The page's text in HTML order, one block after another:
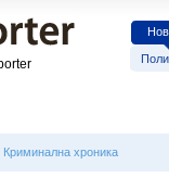
Криминална хроника